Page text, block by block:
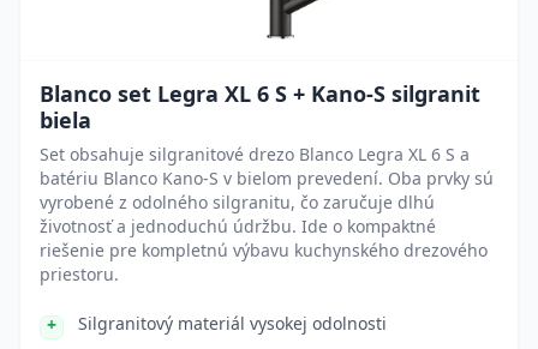
Blanco set Legra XL 6 S + Kano-S silgranit
biela
Set obsahuje silgranitové drezo Blanco Legra XL 6 S a
batériu Blanco Kano-S v bielom prevedení. Oba prvky sú
vyrobené z odolného silgranitu, čo zaručuje dlhú
životnosť a jednoduchú údržbu. Ide o kompaktné
riešenie pre kompletnú výbavu kuchynského drezového
priestoru.
Silgranitový materiál vysokej odolnosti